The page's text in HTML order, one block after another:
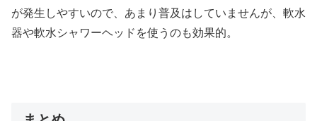
が発生しやすいので、あまり普及はしていませんが、軟水
器や軟水シャワーヘッドを使うのも効果的。